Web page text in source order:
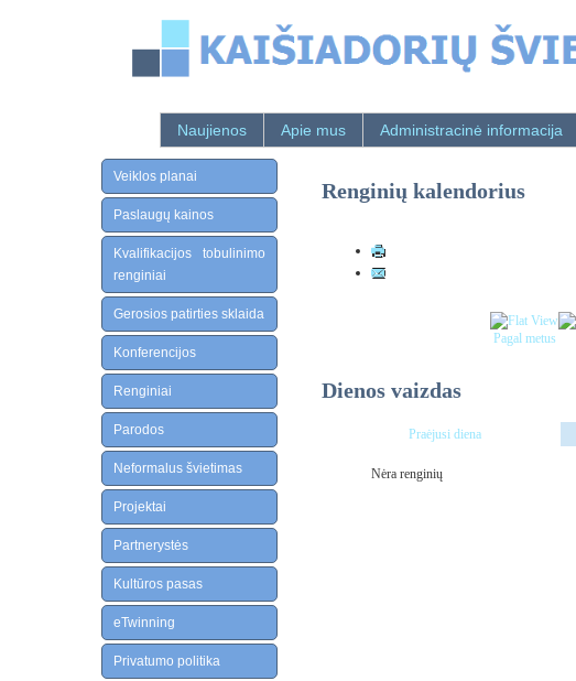
Naujienos Apie mus Administracinė informacija
Veiklos planai
Paslaugų kainos
Kvalifikacijos tobulinimo
renginiai
Gerosios patirties sklaida
Konferencijos
Renginiai
Parodos
Neformalus švietimas
Projektai
Partnerystės
Kultūros pasas
eTwinning
Privatumo politika
Renginių kalendorius
Pagal metus
Dienos vaizdas
Praėjusi diena
Nėra renginių